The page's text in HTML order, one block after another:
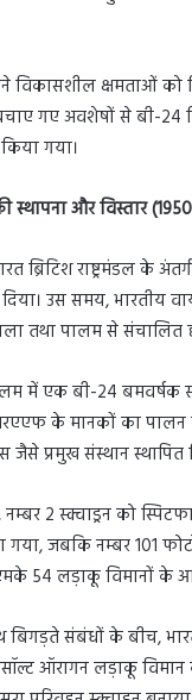
क्षमताओं को
गए अवशेषों से बी-24
गया।
स्थापना और विस्तार
ब्रिटिश राष्ट्रमंडल
दिया। उस समय, भारतीय
तथा पालम से संचालित
में एक बी-24 बमवर्षक
के मानकों का
प्रमुख संस्थान स्थापित
नम्बर 2 स्क्वाड्रन को
गया, जबकि नम्बर 101
54 लड़ाकू विमानों के
बिगड़ते संबंधों के बीच,
ऑरागन लड़ाकू